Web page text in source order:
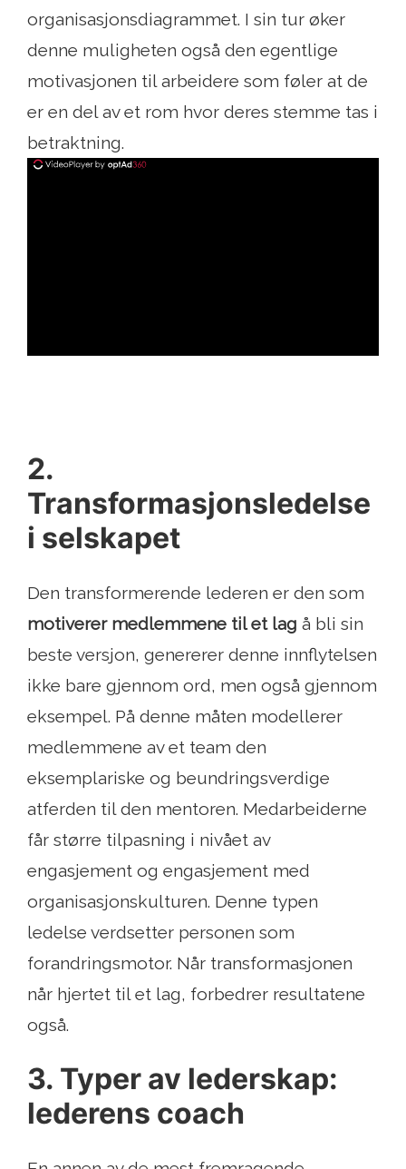
organisasjonsdiagrammet. I sin tur øker
denne muligheten også den egentlige
motivasjonen til arbeidere som føler at de
er en del av et rom hvor deres stemme tas i
betraktning.
2.
Transformasjonsledelse
i selskapet
Den transformerende lederen er den som
motiverer medlemmene til et lag å bli sin
beste versjon, genererer denne innflytelsen
ikke bare gjennom ord, men også gjennom
eksempel. På denne måten modellerer
medlemmene av et team den
eksemplariske og beundringsverdige
atferden til den mentoren. Medarbeiderne
får større tilpasning i nivået av
engasjement og engasjement med
organisasjonskulturen. Denne typen
ledelse verdsetter personen som
forandringsmotor. Når transformasjonen
når hjertet til et lag, forbedrer resultatene
også.
3. Typer av lederskap:
lederens coach